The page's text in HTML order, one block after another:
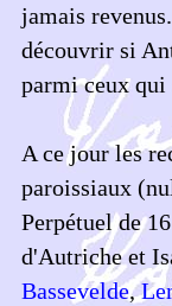
jamais
découvrir si
parmi ceux qui
A ce jour les
paroissiaux
Perpétuel de
d'Autriche et
Bassevelde,